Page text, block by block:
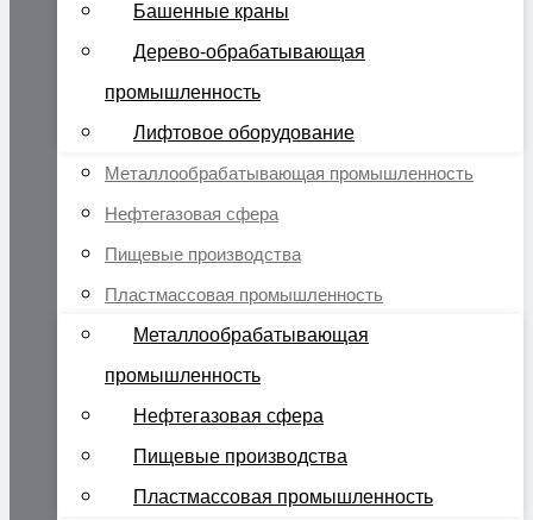
Башенные краны
Дерево-обрабатывающая
промышленность
Лифтовое оборудование
Металлообрабатывающая промышленность
Нефтегазовая сфера
Пищевые производства
Пластмассовая промышленность
Металлообрабатывающая
промышленность
Нефтегазовая сфера
Пищевые производства
Пластмассовая промышленность